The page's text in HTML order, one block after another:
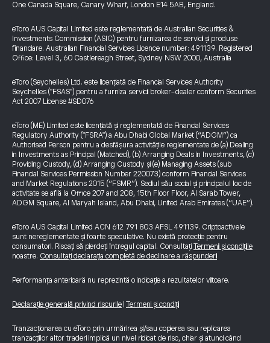
One Canada Square, Canary Wharf, London E14 5AB, England.
eToro AUS Capital Limited este reglementată de Australian Securities &
Investments Commission (ASIC) pentru furnizarea de servicii și produse
financiare. Australian Financial Services Licence number: 491139. Registered
Office: Level 3, 60 Castlereagh Street, Sydney NSW 2000, Australia
eToro (Seychelles) Ltd. este licențiată de Financial Services Authority
Seychelles ("FSAS") pentru a furniza servicii broker-dealer conform Securities
Act 2007 License #SD076
eToro (ME) Limited este licențiată și reglementată de Financial Services
Regulatory Authority ("FSRA") a Abu Dhabi Global Market (“ADGM”) ca
Authorised Person pentru a desfășura activitățile reglementate de (a) Dealing
in Investments as Principal (Matched), (b) Arranging Deals in Investments, (c)
Providing Custody, (d) Arranging Custody și (e) Managing Assets (sub
Financial Services Permission Number 220073) conform Financial Services
and Market Regulations 2015 (“FSMR”). Sediul său social și principalul loc de
activitate se află la Office 207 and 208, 15th Floor Floor, Al Sarab Tower,
ADGM Square, Al Maryah Island, Abu Dhabi, United Arab Emirates (“UAE”).
eToro AUS Capital Limited ACN 612 791 803 AFSL 491139. Criptoactivele
sunt nereglementate și foarte speculative. Nu există protecție pentru
consumatori. Riscați să pierdeți întregul capital. Consultați Termenii și condițiile
noastre. Consultați declarația completă de declinare a răspunderii
Performanța anterioară nu reprezintă o indicație a rezultatelor viitoare.
Declarație generală privind riscurile Termeni și condiții
Tranzacționarea cu eToro prin urmărirea și/sau copierea sau replicarea
tranzacțiilor altor traderi implică un nivel ridicat de risc, chiar și atunci când